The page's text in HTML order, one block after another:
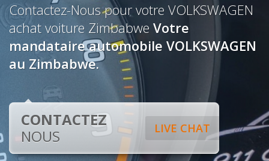
Contactez-Nous pour votre VOLKSWAGEN
achat voiture Zimbabwe Votre
mandataire automobile VOLKSWAGEN
au Zimbabwe.
LIVE CHAT
CONTACTEZ
NOUS